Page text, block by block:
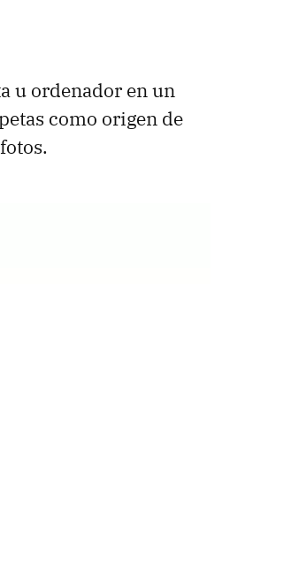
u ordenador en un
como origen de